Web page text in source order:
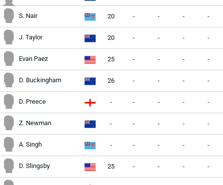
S. Nair 20 - - - -
J. Taylor 20 - - - -
Evan Paez 25 - - - -
D. Buckingham 26 - - - -
D. Preece - - - - -
Z. Newman - - - - -
A. Singh - - - - -
D. Slingsby 25 - - - -